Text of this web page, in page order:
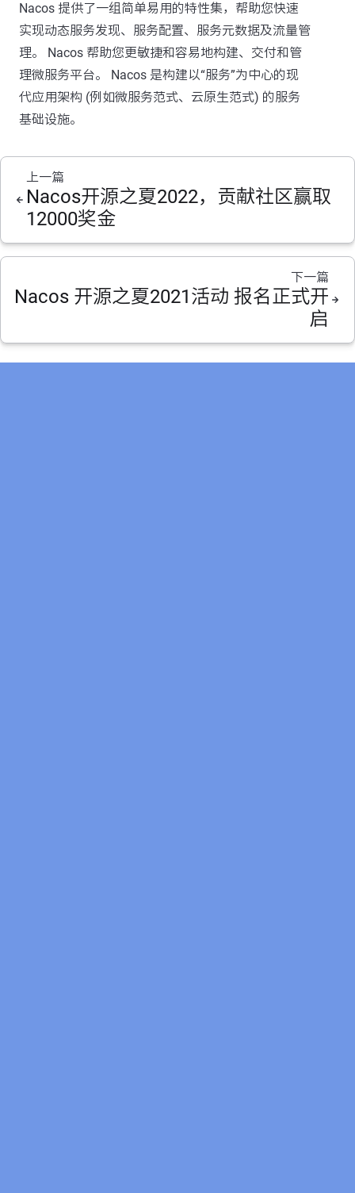
Nacos 提供了一组简单易用的特性集，帮助您快速
实现动态服务发现、服务配置、服务元数据及流量管
理。 Nacos 帮助您更敏捷和容易地构建、交付和管
理微服务平台。 Nacos 是构建以“服务”为中心的现
代应用架构 (例如微服务范式、云原生范式) 的服务
基础设施。
上一篇
Nacos开源之夏2022，贡献社区赢取
12000奖金
下一篇
Nacos 开源之夏2021活动 报名正式开
启